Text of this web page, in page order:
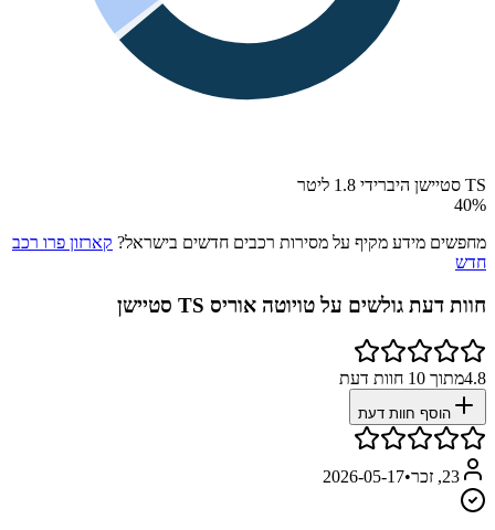
TS סטיישן היברידי 1.8 ליטר
40%
מחפשים מידע מקיף על מסירות רכבים חדשים בישראל? קארזון פרו רכב
חדש
חוות דעת גולשים עלטויוטה אוריס TS סטיישן
4.8מתוך 10 חוות דעת
הוסף חוות דעת
23, זכר •
2026-05-17